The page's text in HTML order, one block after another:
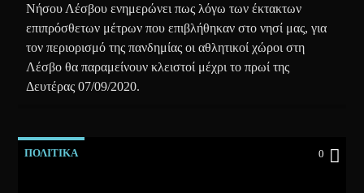
Νήσου Λέσβου ενημερώνει πως λόγω των έκτακτων
επιπρόσθετων μέτρων που επιβλήθηκαν στο νησί μας, για
τον περιορισμό της πανδημίας οι αθλητικοί χώροι στη
Λέσβο θα παραμείνουν κλειστοί μέχρι το πρωί της
Δευτέρας 07/09/2020.
ΠΟΛΙΤΙΚΑ 0